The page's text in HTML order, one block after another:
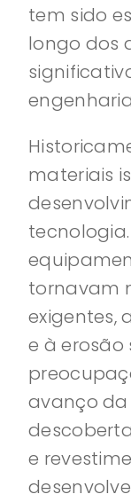
tem sido
longo dos
materiais
tornavam
exigentes,
e à erosão
avanço da
e